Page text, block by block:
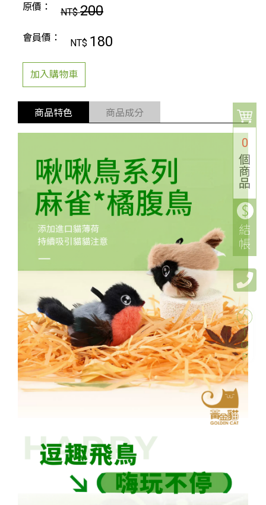
0
個
商
品
結
帳
原價： NT$200
會員價： NT$ 180
加入購物車
商品特色 商品成分